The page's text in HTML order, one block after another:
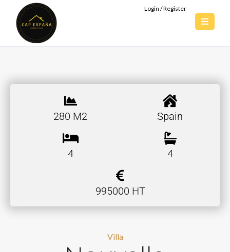
Login / Register
280 M2 Spain
4 4
995000 HT
Villa